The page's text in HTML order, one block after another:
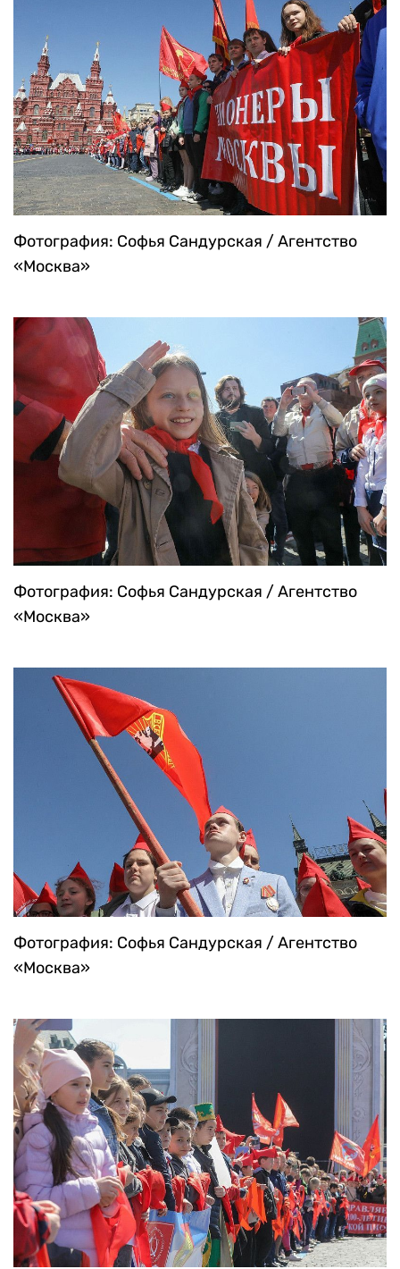
Фотография: Софья Сандурская / Агентство
«Москва»
Фотография: Софья Сандурская / Агентство
«Москва»
Фотография: Софья Сандурская / Агентство
«Москва»